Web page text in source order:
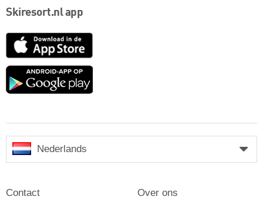
Skiresort.nl app
App
Google
Nederlands
Contact Over ons